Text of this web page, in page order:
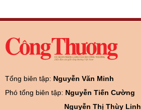
Tổng biên tập: Nguyễn Văn Minh
Phó tổng biên tập: Nguyễn Tiến Cường
Nguyễn Thị Thùy Linh